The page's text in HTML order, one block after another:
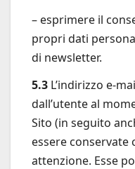
– esprimere il
propri dati
di newsletter.
5.3 L’indirizzo e-
dall’utente al
Sito (in seguito
essere conservate
attenzione. Esse